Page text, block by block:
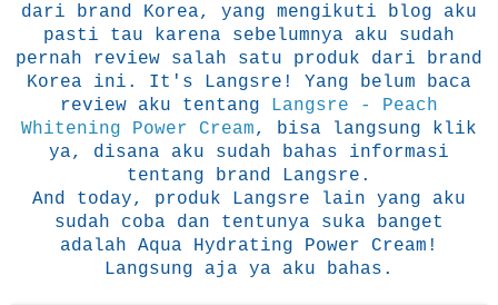
dari brand Korea, yang mengikuti blog aku
pasti tau karena sebelumnya aku sudah
pernah review salah satu produk dari brand
Korea ini. It's Langsre! Yang belum baca
review aku tentang Langsre - Peach
Whitening Power Cream, bisa langsung klik
ya, disana aku sudah bahas informasi
tentang brand Langsre.
And today, produk Langsre lain yang aku
sudah coba dan tentunya suka banget
adalah Aqua Hydrating Power Cream!
Langsung aja ya aku bahas.